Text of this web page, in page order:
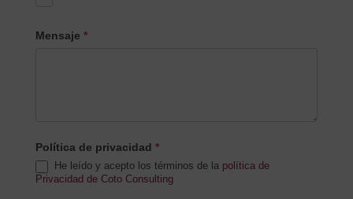
Mensaje *
Política de privacidad *
He leído y acepto los términos de la política de
Privacidad de Coto Consulting